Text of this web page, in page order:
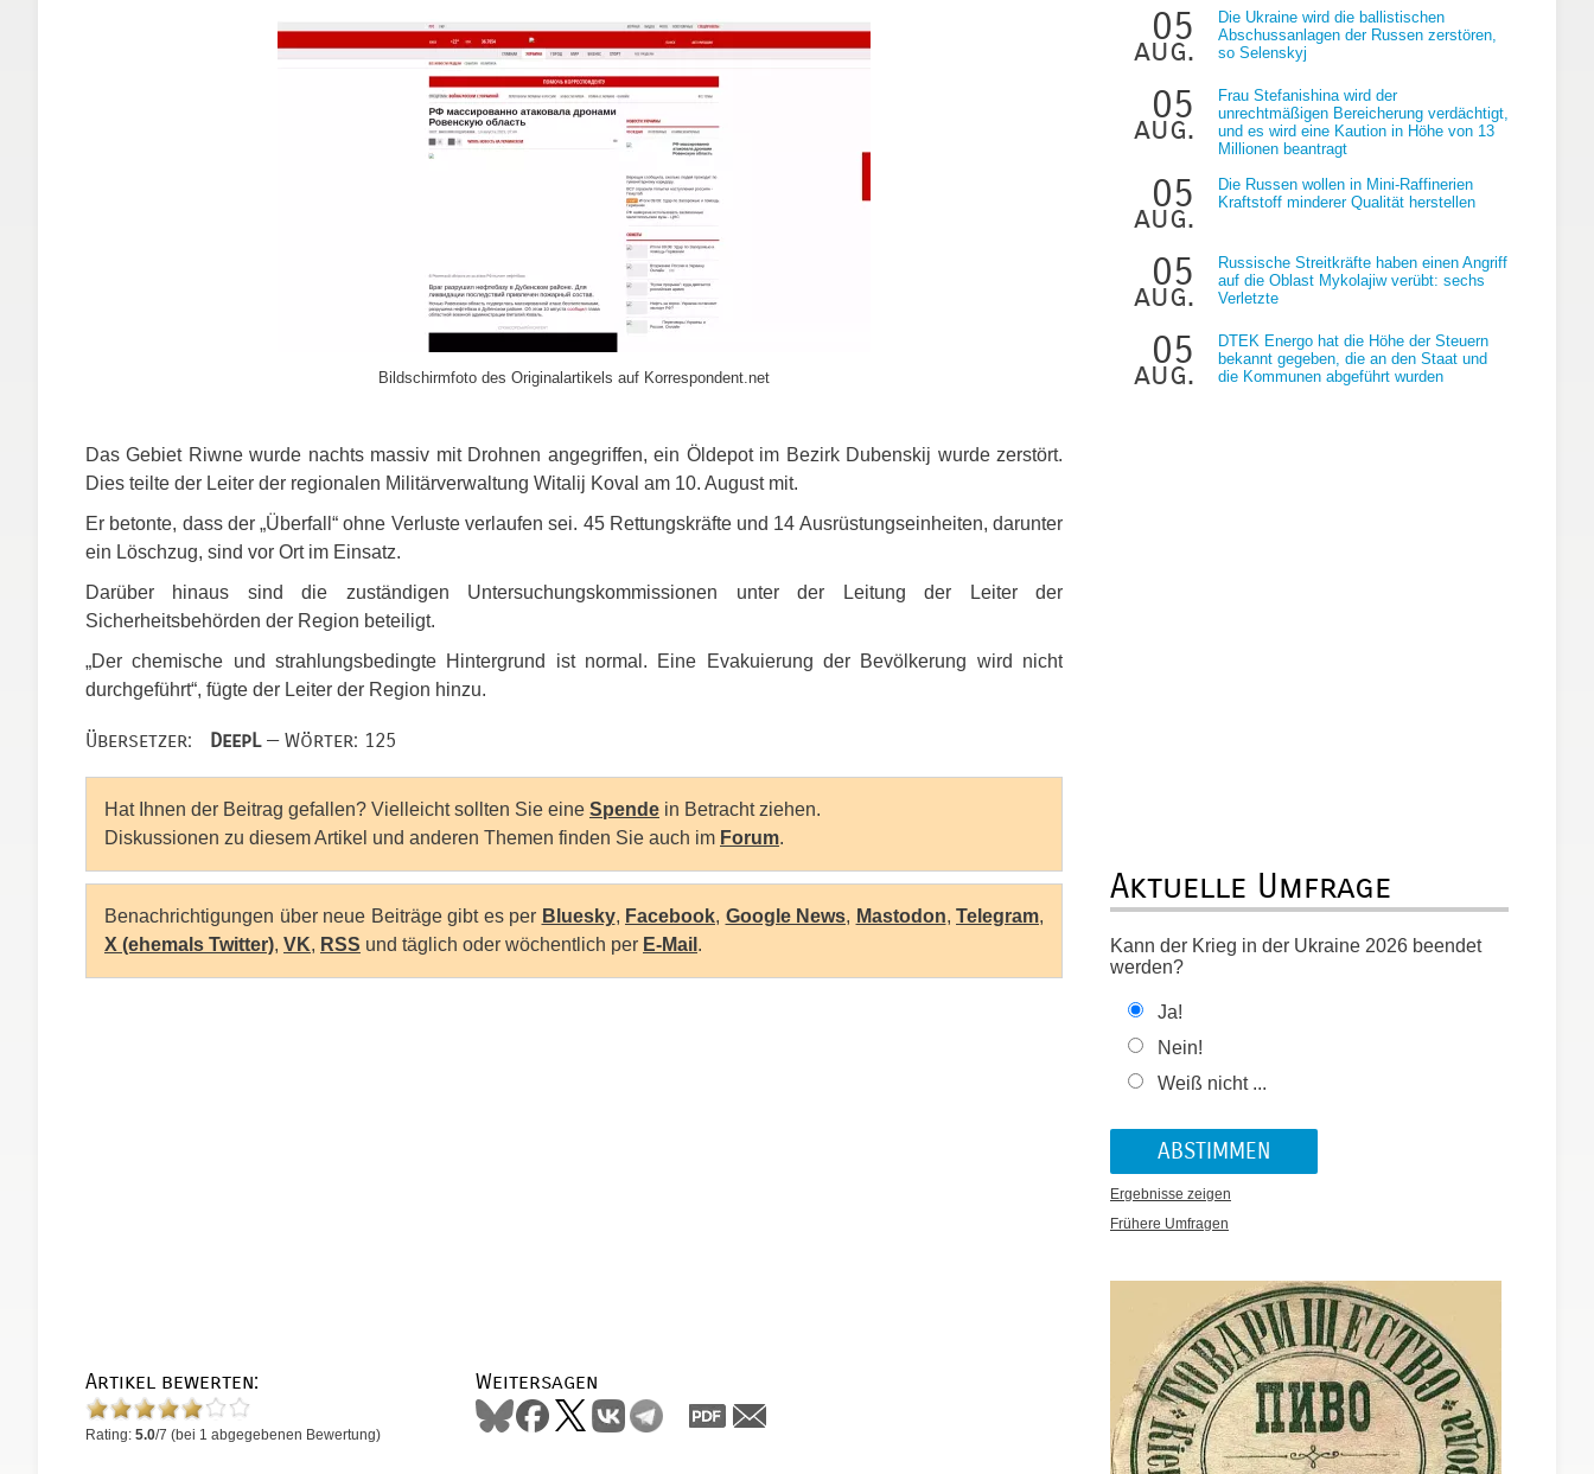
Bildschirmfoto des Originalartikels auf Korrespondent.net
Das Gebiet Riwne wurde nachts massiv mit Drohnen angegriffen, ein Öldepot im Bezirk Dubenskij wurde zerstört.
Dies teilte der Leiter der regionalen Militärverwaltung Witalij Koval am 10. August mit.
Er betonte, dass der „Überfall“ ohne Verluste verlaufen sei. 45 Rettungskräfte und 14 Ausrüstungseinheiten, darunter
ein Löschzug, sind vor Ort im Einsatz.
Darüber hinaus sind die zuständigen Untersuchungskommissionen unter der Leitung der Leiter der
Sicherheitsbehörden der Region beteiligt.
„Der chemische und strahlungsbedingte Hintergrund ist normal. Eine Evakuierung der Bevölkerung wird nicht
durchgeführt“, fügte der Leiter der Region hinzu.
Übersetzer: DeepL— Wörter: 125
Hat Ihnen der Beitrag gefallen? Vielleicht sollten Sie eine Spende in Betracht ziehen.
Diskussionen zu diesem Artikel und anderen Themen finden Sie auch im Forum.
Benachrichtigungen über neue Beiträge gibt es per Bluesky, Facebook, Google News, Mastodon, Telegram,
X (ehemals Twitter), VK, RSS und täglich oder wöchentlich per E-Mail .
Artikel bewerten:
Rating: 5.0/7 (bei 1 abgegebenen Bewertung)
Weitersagen
05
aug.
Die Ukraine wird die ballistischen
Abschussanlagen der Russen zerstören,
so Selenskyj
05
aug.
Frau Stefanishina wird der
unrechtmäßigen Bereicherung verdächtigt,
und es wird eine Kaution in Höhe von 13
Millionen beantragt
05
aug.
Die Russen wollen in Mini-Raffinerien
Kraftstoff minderer Qualität herstellen
05
aug.
Russische Streitkräfte haben einen Angriff
auf die Oblast Mykolajiw verübt: sechs
Verletzte
05
aug.
DTEK Energo hat die Höhe der Steuern
bekannt gegeben, die an den Staat und
die Kommunen abgeführt wurden
Aktuelle Umfrage
Kann der Krieg in der Ukraine 2026 beendet
werden?
Ja!
Nein!
Weiß nicht ...
Ergebnisse zeigen
Frühere Umfragen